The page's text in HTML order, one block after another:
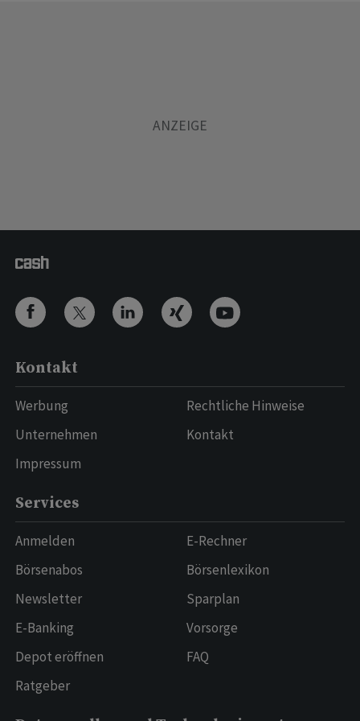
Kontakt
Werbung
Unternehmen
Impressum
Rechtliche Hinweise
Kontakt
Services
Anmelden
Börsenabos
Newsletter
E-Banking
Depot eröffnen
Ratgeber
E-Rechner
Börsenlexikon
Sparplan
Vorsorge
FAQ